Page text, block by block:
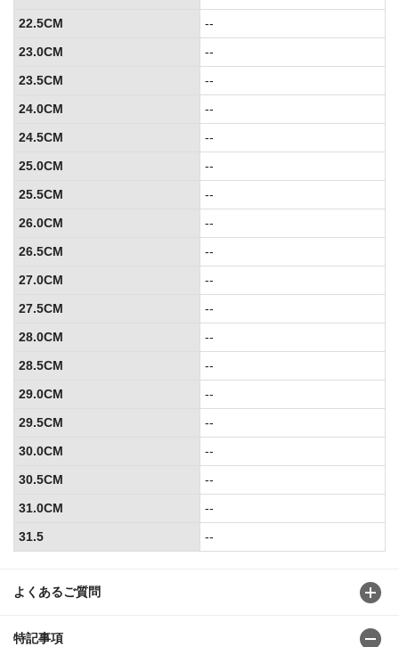
よくあるご質問
特記事項
22.5CM
--
23.0CM
--
23.5CM
--
24.0CM
--
24.5CM
--
25.0CM
--
25.5CM
--
26.0CM
--
26.5CM
--
27.0CM
--
27.5CM
--
28.0CM
--
28.5CM
--
29.0CM
--
29.5CM
--
30.0CM
--
30.5CM
--
31.0CM
--
31.5
--